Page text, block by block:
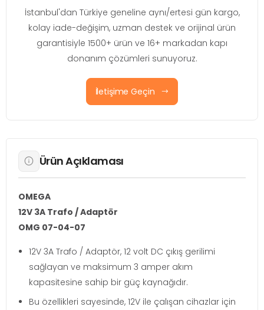
İstanbul'dan Türkiye geneline aynı/ertesi gün kargo,
kolay iade-değişim, uzman destek ve orijinal ürün
garantisiyle 1500+ ürün ve 16+ markadan kapı
donanım çözümleri sunuyoruz.
İletişime Geçin
Ürün Açıklaması
OMEGA
12V 3A Trafo / Adaptör
OMG 07-04-07
12V 3A Trafo / Adaptör, 12 volt DC çıkış gerilimi
sağlayan ve maksimum 3 amper akım
kapasitesine sahip bir güç kaynağıdır.
Bu özellikleri sayesinde, 12V ile çalışan cihazlar için